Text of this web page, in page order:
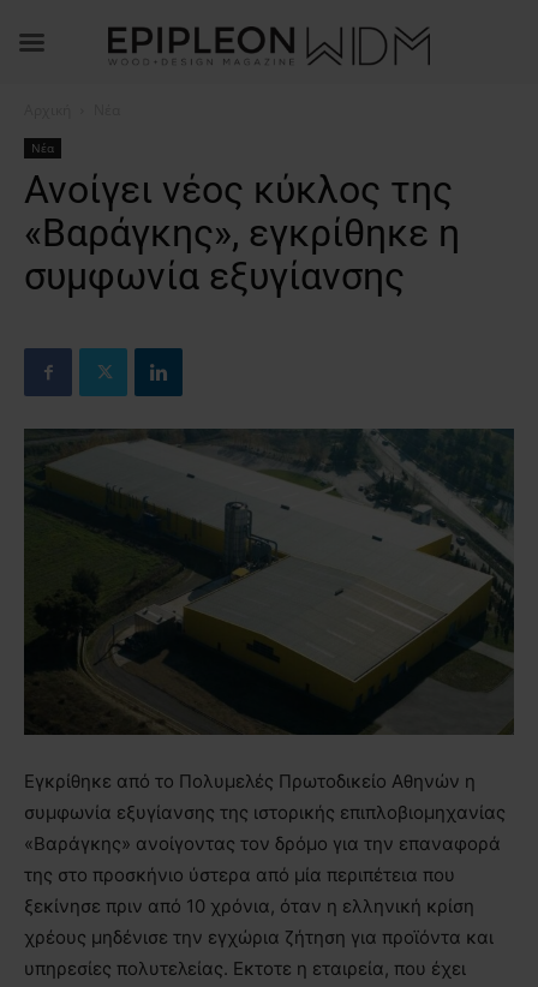
Νέα
Ανοίγει νέος κύκλος της
«Βαράγκης», εγκρίθηκε η
συμφωνία εξυγίανσης
Εγκρίθηκε από το Πολυμελές Πρωτοδικείο Αθηνών η
συμφωνία εξυγίανσης της ιστορικής επιπλοβιομηχανίας
«Βαράγκης» ανοίγοντας τον δρόμο για την επαναφορά
της στο προσκήνιο ύστερα από μία περιπέτεια που
ξεκίνησε πριν από 10 χρόνια, όταν η ελληνική κρίση
χρέους μηδένισε την εγχώρια ζήτηση για προϊόντα και
υπηρεσίες πολυτελείας. Εκτοτε η εταιρεία, που έχει